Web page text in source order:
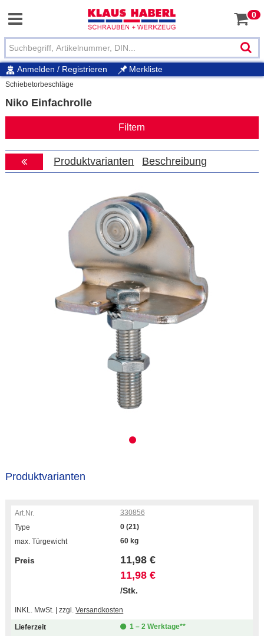
0
Anmelden / Registrieren Merkliste
Schiebetorbeschläge
Niko Einfachrolle
Filtern
Produktvarianten Beschreibung
Produktvarianten
330856
0 (21)
60 kg
11,98 €
11,98 €
/Stk.
INKL. MwSt. | zzgl.Versandkosten
1 – 2 Werktage**